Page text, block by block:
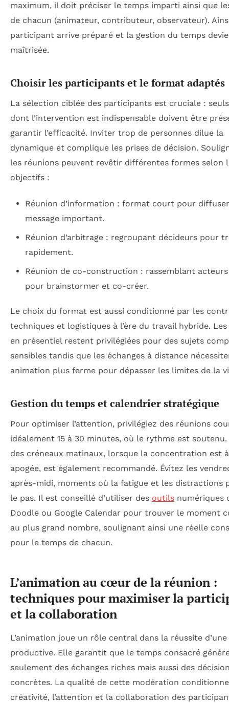
maximum, il doit préciser le temps imparti ainsi que
de chacun (animateur, contributeur, observateur).
participant arrive préparé et la gestion du temps
maîtrisée.
Choisir les participants et le format adaptés
La sélection ciblée des participants est cruciale :
dont l’intervention est indispensable doivent être
garantir l’efficacité. Inviter trop de personnes dilue la
dynamique et complique les prises de décision.
les réunions peuvent revêtir différentes formes selon
objectifs :
Réunion d’information : format court pour
message important.
Réunion d’arbitrage : regroupant décideurs pour
rapidement.
Réunion de co-construction : rassemblant
pour brainstormer et co-créer.
Le choix du format est aussi conditionné par les
techniques et logistiques à l’ère du travail hybride.
en présentiel restent privilégiées pour des sujets
sensibles tandis que les échanges à distance
animation plus ferme pour dépasser les limites de la
Gestion du temps et calendrier stratégique
Pour optimiser l’attention, privilégiez des réunions
idéalement 15 à 30 minutes, où le rythme est soutenu.
des créneaux matinaux, lorsque la concentration est
apogée, est également recommandé. Évitez les
après-midi, moments où la fatigue et les distractions
le pas. Il est conseillé d’utiliser des outils numériques
Doodle ou Google Calendar pour trouver le moment
au plus grand nombre, soulignant ainsi une réelle
pour le temps de chacun.
L’animation au cœur de la réunion :
techniques pour maximiser la
et la collaboration
L’animation joue un rôle central dans la réussite
productive. Elle garantit que le temps consacré
seulement des échanges riches mais aussi des
concrètes. La qualité de cette modération
créativité, l’attention et la collaboration des